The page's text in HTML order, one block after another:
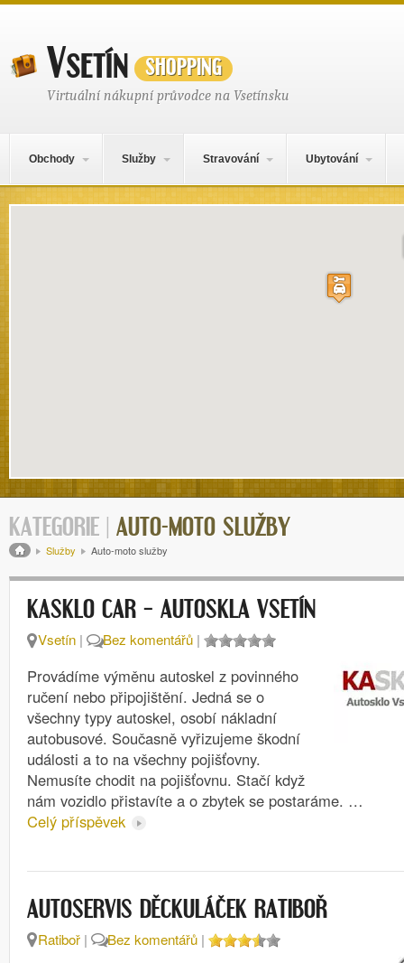
Vsetínshopping
Virtuální nákupní průvodce na Vsetínsku
Obchody Služby Stravování Ubytování
Mapa obsahu
KATEGORIE | AUTO-MOTO SLUŽBY
Drobečková navigace
Služby Auto-moto služby
KASKLO CAR – AUTOSKLA VSETÍN
Vsetín | Bez komentářů |
Provádíme výměnu autoskel z povinného
ručení nebo připojištění. Jedná se o
všechny typy autoskel, osobí nákladní
autobusové. Současně vyřizujeme škodní
události a to na všechny pojišťovny.
Nemusíte chodit na pojišťovnu. Stačí když
nám vozidlo přistavíte a o zbytek se postaráme. …
Celý příspěvek
AUTOSERVIS DĚCKULÁČEK RATIBOŘ
Ratiboř | Bez komentářů |